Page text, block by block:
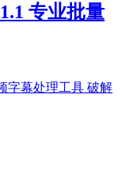
专业批量